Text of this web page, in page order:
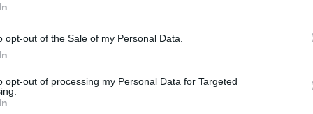
opt-out of the Sale of my Personal Data.
opt-out of processing my Personal Data for Targeted
fase de pavimentações, intervenções nos
da Regedoura e Milheirós de Poiares, bem
Avenida Comendador Sá Couto, no centro da
está prevista a conclusão da requalificação